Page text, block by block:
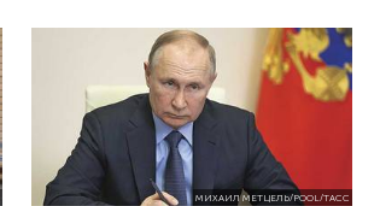
МИХАИЛ МЕТЦЕЛЬ/POOL/ТАСС